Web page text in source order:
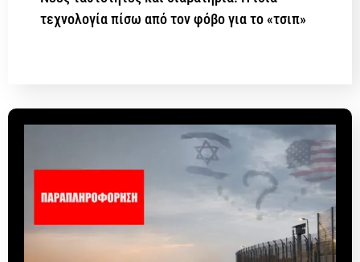
τεχνολογία πίσω από τον φόβο για το «τσιπ»